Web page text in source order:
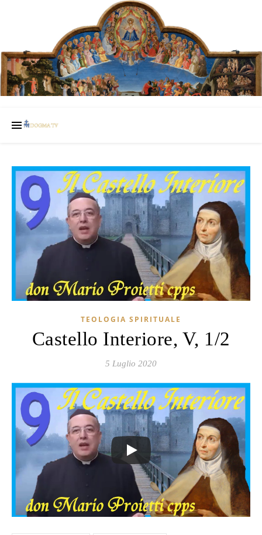
TEOLOGIA SPIRITUALE
Castello Interiore, V, 1/2
5 Luglio 2020